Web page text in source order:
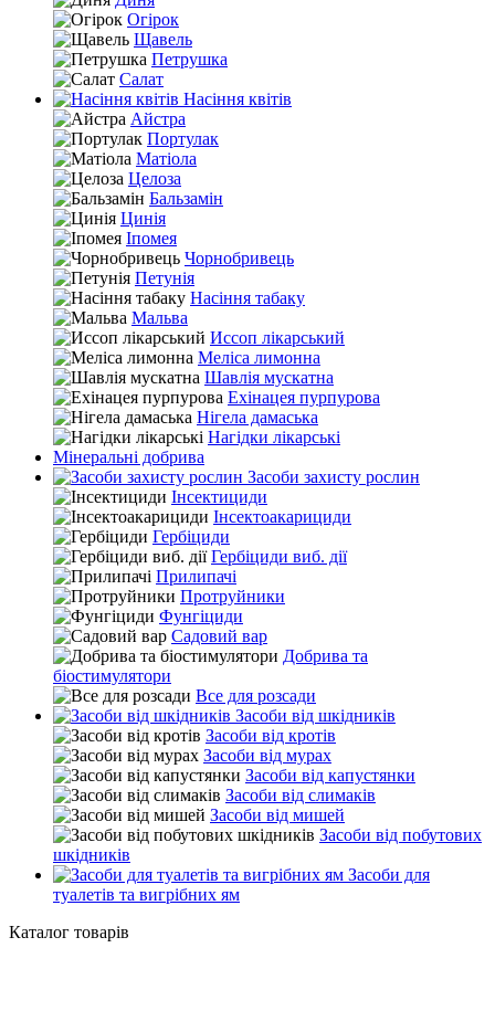
Огірок
Щавель
Петрушка
Салат
Насіння квітів
Айстра
Портулак
Матіола
Целоза
Бальзамін
Цинія
Іпомея
Чорнобривець
Петунія
Насіння табаку
Мальва
Иссоп лікарський
Меліса лимонна
Шавлія мускатна
Ехінацея пурпурова
Нігела дамаська
Нагідки лікарські
Мінеральні добрива
Засоби захисту рослин
Інсектициди
Інсектоакарициди
Гербіциди
Гербіциди виб. дії
Прилипачі
Протруйники
Фунгіциди
Садовий вар
Добрива та
біостимулятори
Все для розсади
Засоби від шкідників
Засоби від кротів
Засоби від мурах
Засоби від капустянки
Засоби від слимаків
Засоби від мишей
Засоби від побутових
шкідників
Засоби для
туалетів та вигрібних ям
Каталог товарів